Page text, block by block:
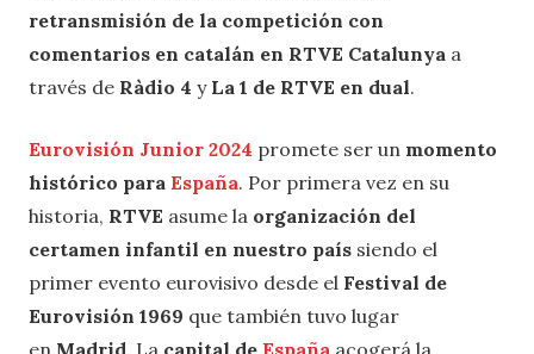
retransmisión de la competición con
comentarios en catalán en RTVE Catalunya a
través de Ràdio 4 y La 1 de RTVE en dual.
Eurovisión Junior 2024 promete ser un momento
histórico para España. Por primera vez en su
historia, RTVE asume la organización del
certamen infantil en nuestro país siendo el
primer evento eurovisivo desde el Festival de
Eurovisión 1969 que también tuvo lugar
en Madrid. La capital de España acogerá la